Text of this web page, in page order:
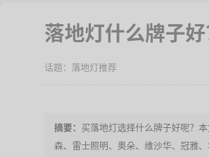
落地灯什么牌子
落地灯推荐
买落地灯选择什么牌子好呢？
森、雷士照明、奥朵、维沙华、冠雅